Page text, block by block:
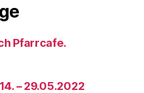
Pfarrcafe.
– 29.05.2022